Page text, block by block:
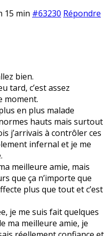
15 min #63230 Répondre
bien.
tard, c’est assez
moment.
en plus malade
hauts mais surtout
j’arrivais à contrôler ces
infernal et je me
meilleure amie, mais
que ça n’importe que
plus que tout et c’est
je me suis fait quelques
ma meilleure amie, je